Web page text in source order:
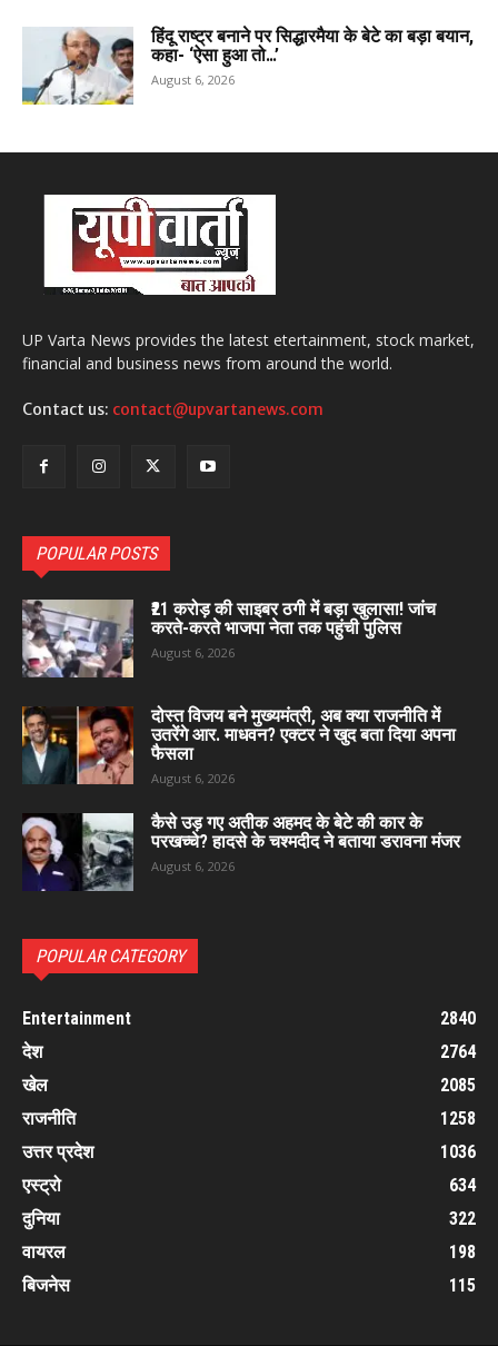
हिंदू राष्ट्र बनाने पर सिद्धारमैया के बेटे का बड़ा बयान,
कहा- ‘ऐसा हुआ तो…’
August 6, 2026
UP Varta News provides the latest etertainment, stock market,
financial and business news from around the world.
Contact us: contact@upvartanews.com
POPULAR POSTS
₹21 करोड़ की साइबर ठगी में बड़ा खुलासा! जांच
करते-करते भाजपा नेता तक पहुंची पुलिस
August 6, 2026
दोस्त विजय बने मुख्यमंत्री, अब क्या राजनीति में
उतरेंगे आर. माधवन? एक्टर ने खुद बता दिया अपना
फैसला
August 6, 2026
कैसे उड़ गए अतीक अहमद के बेटे की कार के
परखच्चे? हादसे के चश्मदीद ने बताया डरावना मंजर
August 6, 2026
POPULAR CATEGORY
Entertainment
2840
देश
2764
खेल
2085
राजनीति
1258
उत्तर प्रदेश
1036
एस्ट्रो
634
दुनिया
322
वायरल
198
बिजनेस
115